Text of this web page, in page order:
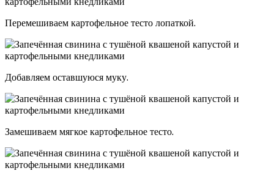
Перемешиваем картофельное тесто лопаткой.
Добавляем оставшуюся муку.
Замешиваем мягкое картофельное тесто.